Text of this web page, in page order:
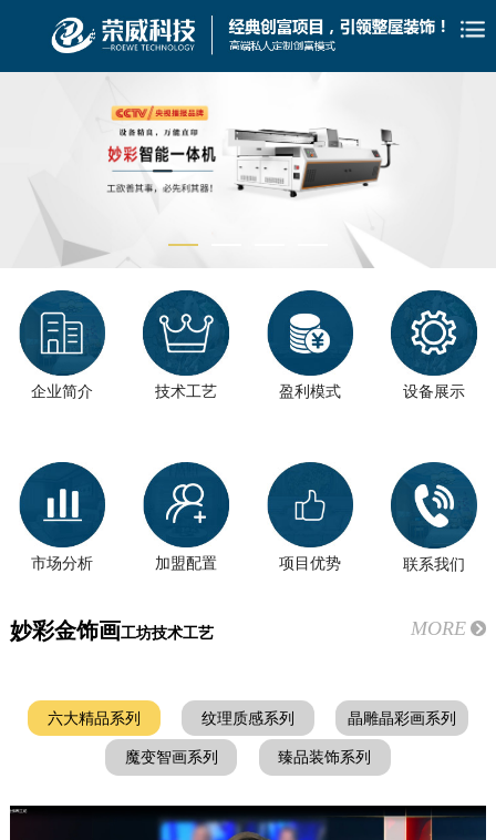
企业简介 技术工艺 盈利模式 设备展示
市场分析 加盟配置 项目优势 联系我们
妙彩金饰画工坊技术工艺 MORE
六大精品系列 纹理质感系列 晶雕晶彩画系列
魔变智画系列 臻品装饰系列